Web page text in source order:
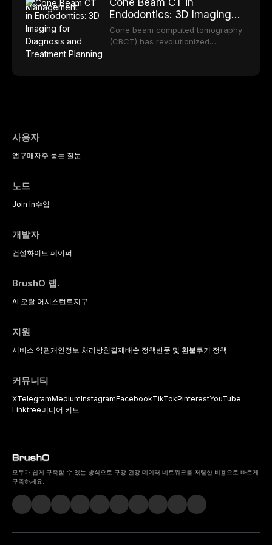
instruments that now rival and, in
several key metr
junction with exposure of the root
surface, is a prevalent condition
affecting a substantial proportion of
the adult population.
Cone Beam CT in
Endodontics: 3D Imaging
for Diagnosis and
Treatment Planning
Cone beam computed tomography
(CBCT) has revolutionized
사용자
앱구매자주 묻는 질문
노드
Join In수입
개발자
건설화이트 페이퍼
BrushO 랩.
AI 오랄 어시스턴트지구
지원
서비스 약관개인정보 처리방침결제배송 정책반품 및 환불쿠키 정책
커뮤니티
XTelegramMediumInstagramFacebookTikTokPinterestYouTube
Linktree미디어 키트
모두가 쉽게 구축할 수 있는 방식으로 구강 건강 데이터 네트워크를 저렴한 비용으로 빠르게
구축하세요.